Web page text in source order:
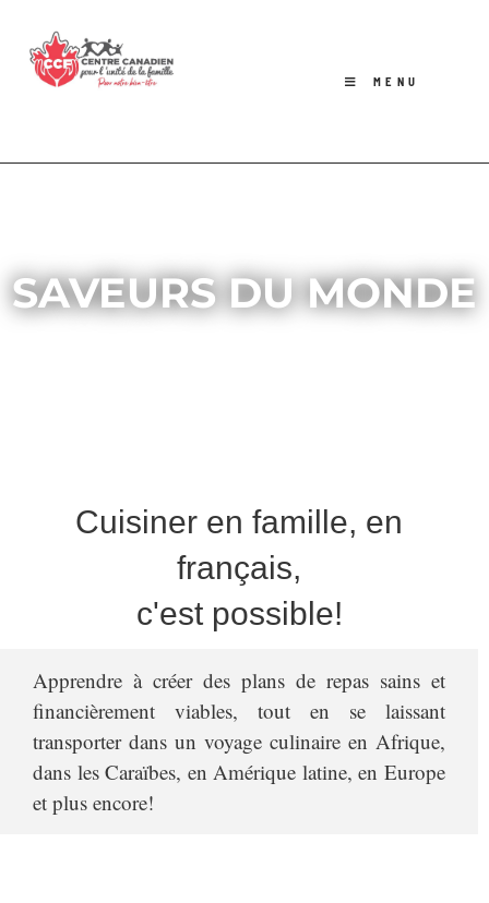
MENU
SAVEURS DU MONDE
Cuisiner en famille, en
français,
c'est possible!
Apprendre à créer des plans de repas sains et
financièrement viables, tout en se laissant
transporter dans un voyage culinaire en Afrique,
dans les Caraïbes, en Amérique latine, en Europe
et plus encore!